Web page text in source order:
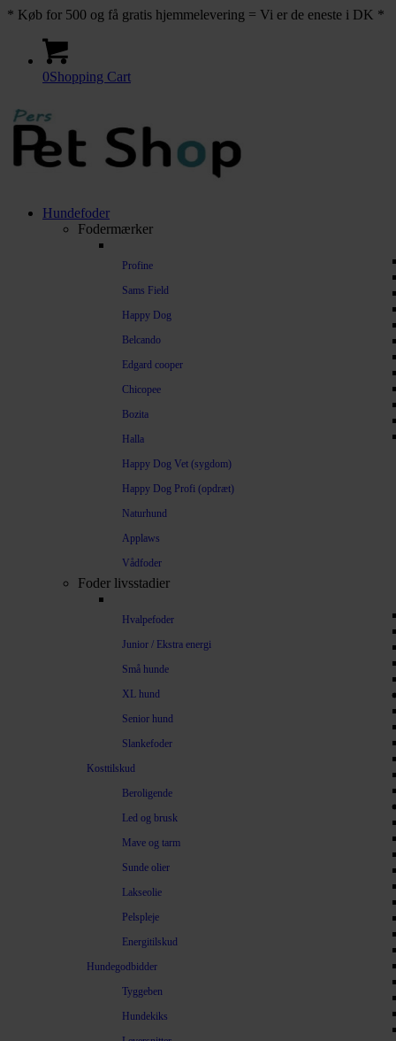
* Køb for 500 og få gratis hjemmelevering = Vi er de eneste i DK *
0Shopping Cart
Hundefoder
Fodermærker
Profine
Sams Field
Happy Dog
Belcando
Edgard cooper
Chicopee
Bozita
Halla
Happy Dog Vet (sygdom)
Happy Dog Profi (opdræt)
Naturhund
Applaws
Vådfoder
Foder livsstadier
Hvalpefoder
Junior / Ekstra energi
Små hunde
XL hund
Senior hund
Slankefoder
Kosttilskud
Beroligende
Led og brusk
Mave og tarm
Sunde olier
Lakseolie
Pelspleje
Energitilskud
Hundegodbidder
Tyggeben
Hundekiks